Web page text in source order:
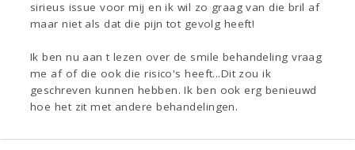
sirieus issue voor mij en ik wil zo graag van die bril af
maar niet als dat die pijn tot gevolg heeft!
Ik ben nu aan t lezen over de smile behandeling vraag
me af of die ook die risico's heeft...Dit zou ik
geschreven kunnen hebben. Ik ben ook erg benieuwd
hoe het zit met andere behandelingen.